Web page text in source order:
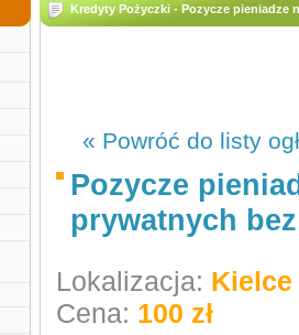
Kredyty Pożyczki - Pozycze pieniadze
« Powróć do listy
Pozycze
prywatnych
Lokalizacja: Kielce
Cena: 100 zł